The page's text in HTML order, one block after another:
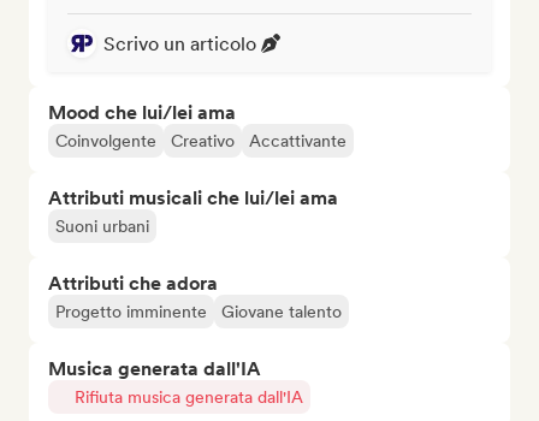
Scrivo un articolo
Mood che lui/lei ama
Coinvolgente Creativo Accattivante
Attributi musicali che lui/lei ama
Suoni urbani
Attributi che adora
Progetto imminente Giovane talento
Musica generata dall'IA
Rifiuta musica generata dall'IA